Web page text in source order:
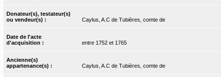
Donateur(s), testateur(s)
ou vendeur(s) :
Caylus, A.C de Tubières, comte de
Date de l'acte
d'acquisition :
entre 1752 et 1765
Ancienne(s)
appartenance(s) :
Caylus, A.C de Tubières, comte de